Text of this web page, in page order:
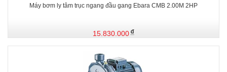
Máy bơm ly tâm trục ngang đầu gang Ebara CMB 2.00M 2HP
15.830.000